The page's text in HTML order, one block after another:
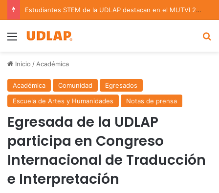
Estudiantes STEM de la UDLAP destacan en el MUTVI 2026
Menu
Inicio / Académica
Académica Comunidad
Egresados
Escuela de Artes y Humanidades
Notas de prensa
Egresada de la UDLAP
participa en Congreso
Internacional de Traducción
e Interpretación